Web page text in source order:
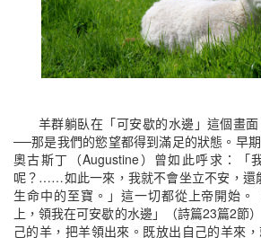
羊群躺臥在「可安歇的水邊」這個畫
──那是我們的慾望都得到滿足的狀態。早
奧古斯丁（Augustine）曾如此呼求：「
呢？……如此一來，我就不會坐立不安，還
生命中的至寶。」這一切都從上帝開始。
上，領我在可安歇的水邊」（詩篇23篇2節
己的羊，把羊領出來。既放出自己的羊來